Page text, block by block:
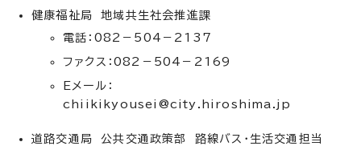
健康福祉局 地域共生社会推進課
電話：082－504－2137
ファクス：082－504－2169
Eメール：
chiikikyousei@city.hiroshima.jp
道路交通局 公共交通政策部 路線バス・生活交通担当